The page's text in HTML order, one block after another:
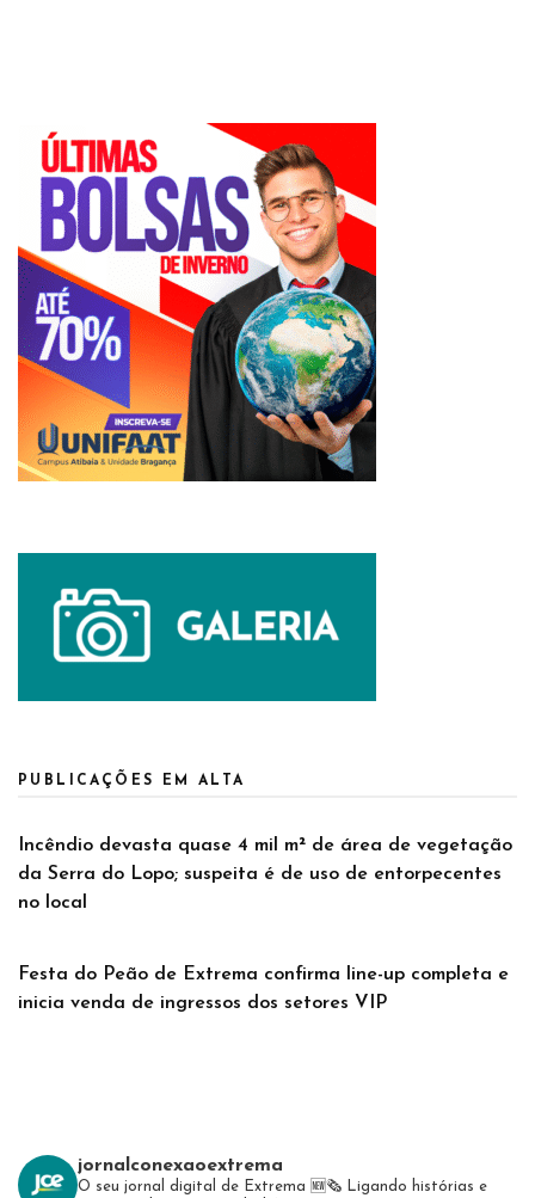
PUBLICAÇÕES EM ALTA
Incêndio devasta quase 4 mil m² de área de vegetação
da Serra do Lopo; suspeita é de uso de entorpecentes
no local
Festa do Peão de Extrema confirma line-up completa e
inicia venda de ingressos dos setores VIP
jornalconexaoextrema
O seu jornal digital de Extrema 🆕️🗞 Ligando histórias e